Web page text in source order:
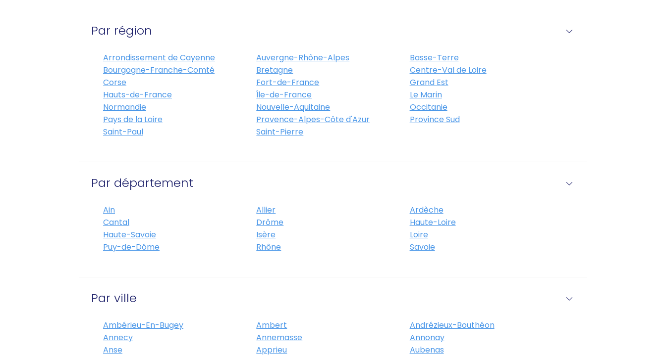
Par région
Arrondissement de Cayenne Auvergne-Rhône-Alpes
Basse-Terre
Bourgogne-Franche-Comté
Bretagne
Centre-Val de Loire
Corse
Fort-de-France
Grand Est
Hauts-de-France
Île-de-France
Le Marin
Normandie
Nouvelle-Aquitaine
Occitanie
Pays de la Loire
Provence-Alpes-Côte d'Azur
Province Sud
Saint-Paul
Saint-Pierre
Par département
Ain Allier
Ardèche
Cantal
Drôme
Haute-Loire
Haute-Savoie
Isère
Loire
Puy-de-Dôme
Rhône Savoie
Par ville
Ambérieu-En-Bugey Ambert
Andrézieux-Bouthéon
Annecy
Annemasse
Annonay
Anse
Apprieu
Aubenas